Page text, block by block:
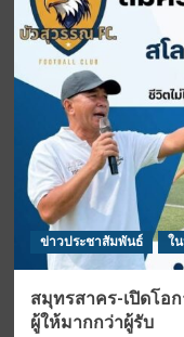
ข่าวประชาสัมพันธ์ ใ
สมุทรสาคร-เปิดโอ
ผู้ให้มากกว่าผู้รับ